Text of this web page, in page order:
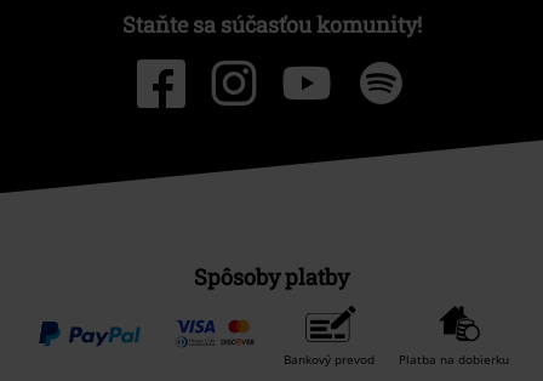
Staňte sa súčasťou komunity!
Spôsoby platby
Bankový prevod Platba na dobierku